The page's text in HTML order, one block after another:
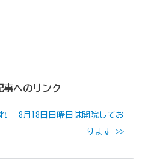
事へのリンク
8月18日日曜日は開院してお
ります >>